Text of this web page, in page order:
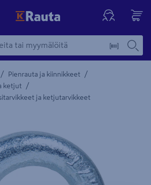
/ Pienrauta ja kiinnikkeet /
ketjut /
ja ketjutarvikkeet
löytyy Tuotteen kuvaus -